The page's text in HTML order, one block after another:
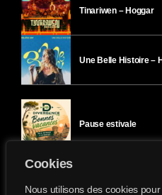
Cookies
Nous utilisons des cookies
Tinariwen – Hoggar
Une Belle Histoire –
Pause estivale